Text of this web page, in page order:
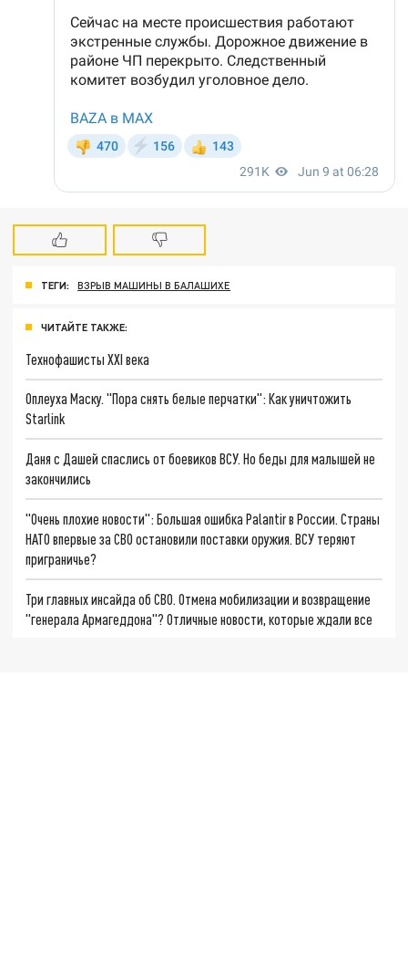
ТЕГИ: ВЗРЫВ МАШИНЫ В БАЛАШИХЕ
ЧИТАЙТЕ ТАКЖЕ:
Технофашисты XXI века
Оплеуха Маску. "Пора снять белые перчатки": Как уничтожить
Starlink
Даня с Дашей спаслись от боевиков ВСУ. Но беды для малышей не
закончились
"Очень плохие новости": Большая ошибка Palantir в России. Страны
НАТО впервые за СВО остановили поставки оружия. ВСУ теряют
приграничье?
Три главных инсайда об СВО. Отмена мобилизации и возвращение
"генерала Армагеддона"? Отличные новости, которые ждали все